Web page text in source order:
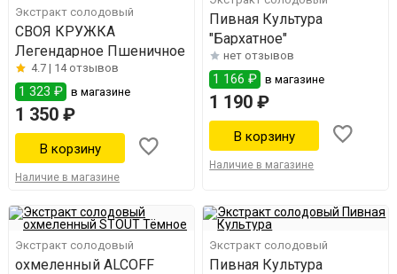
Экстракт солодовый
СВОЯ КРУЖКА
Легендарное Пшеничное
4.7 | 14 отзывов
1 323 ₽ в магазине
1 350 ₽
Наличие в магазине
Пивная Культура
"Бархатное"
нет отзывов
1 166 ₽ в магазине
1 190 ₽
Наличие в магазине
Экстракт солодовый
охмеленный ALCOFF
Экстракт солодовый
Пивная Культура